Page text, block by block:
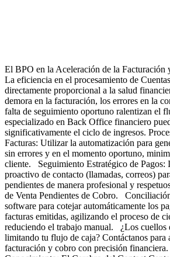
El BPO en la Aceleración de la Facturación
La eficiencia en el procesamiento de
directamente proporcional a la salud
demora en la facturación, los errores en la
falta de seguimiento oportuno ralentizan el
especializado en Back Office financiero
significativamente el ciclo de ingresos.
Facturas: Utilizar la automatización para
sin errores y en el momento oportuno,
cliente. Seguimiento Estratégico de Pagos:
proactivo de contacto (llamadas, correos)
pendientes de manera profesional y
de Venta Pendientes de Cobro.
software para cotejar automáticamente los
facturas emitidas, agilizando el proceso de
reduciendo el trabajo manual. ¿Los cuellos
limitando tu flujo de caja? Contáctanos para
facturación y cobro con precisión